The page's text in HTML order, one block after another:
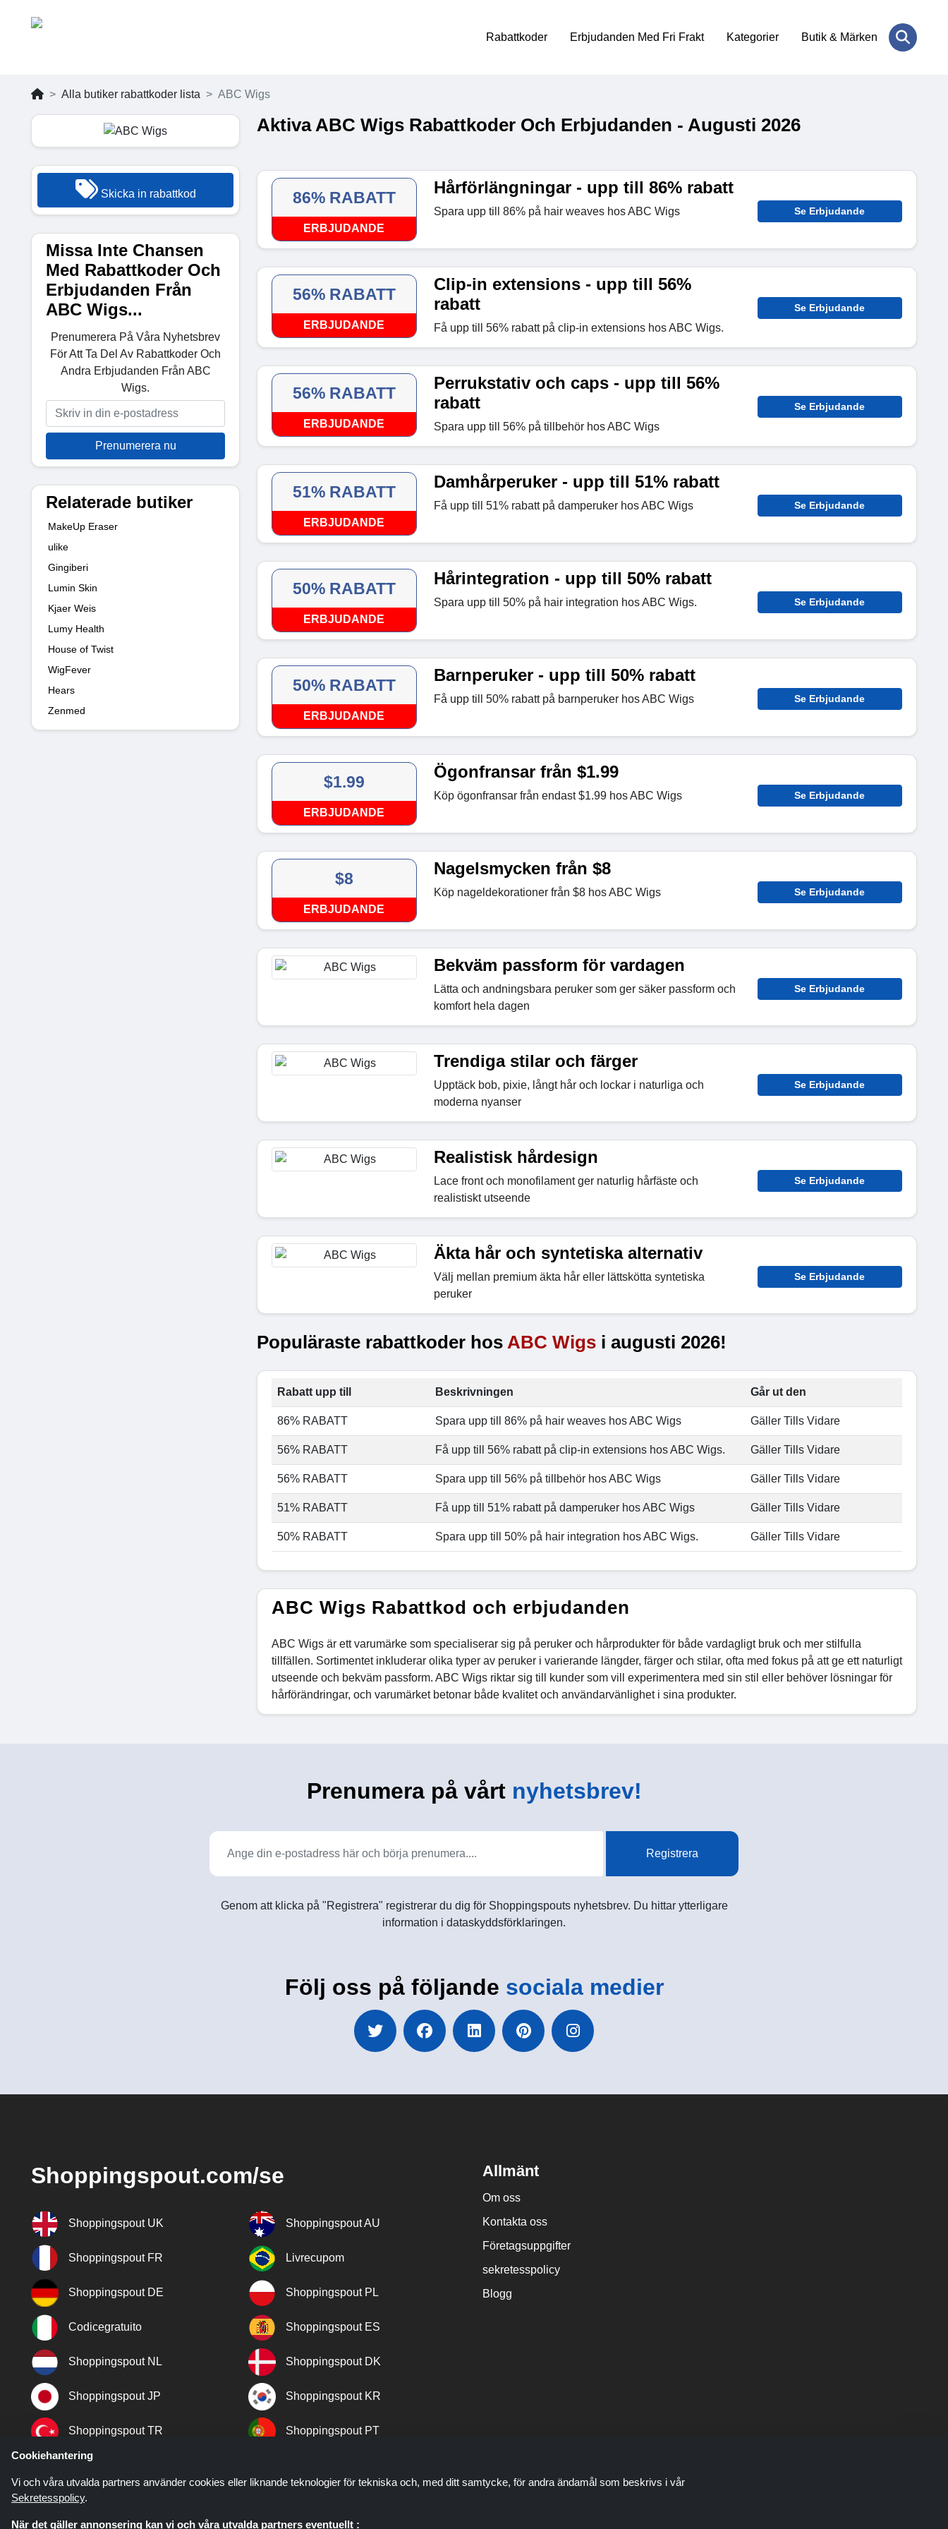
Rabattkoder Erbjudanden Med Fri Frakt Kategorier Butik & Märken
Alla butiker rabattkoder lista ABC Wigs
Skicka in rabattkod
Missa Inte Chansen
Med Rabattkoder Och
Erbjudanden Från
ABC Wigs...
Prenumerera På Våra Nyhetsbrev
För Att Ta Del Av Rabattkoder Och
Andra Erbjudanden Från ABC
Wigs.
Prenumerera nu
Relaterade butiker
MakeUp Eraser
ulike
Gingiberi
Lumin Skin
Kjaer Weis
Lumy Health
House of Twist
WigFever
Hears
Zenmed
Aktiva ABC Wigs Rabattkoder Och Erbjudanden - Augusti 2026
86% RABATT
ERBJUDANDE
Hårförlängningar - upp till 86% rabatt
Spara upp till 86% på hair weaves hos ABC Wigs Se Erbjudande
56% RABATT
ERBJUDANDE
Clip-in extensions - upp till 56%
rabatt
Få upp till 56% rabatt på clip-in extensions hos ABC Wigs.
Se Erbjudande
56% RABATT
ERBJUDANDE
Perrukstativ och caps - upp till 56%
rabatt
Spara upp till 56% på tillbehör hos ABC Wigs
Se Erbjudande
51% RABATT
ERBJUDANDE
Damhårperuker - upp till 51% rabatt
Få upp till 51% rabatt på damperuker hos ABC Wigs Se Erbjudande
50% RABATT
ERBJUDANDE
Hårintegration - upp till 50% rabatt
Spara upp till 50% på hair integration hos ABC Wigs. Se Erbjudande
50% RABATT
ERBJUDANDE
Barnperuker - upp till 50% rabatt
Få upp till 50% rabatt på barnperuker hos ABC Wigs Se Erbjudande
$1.99
ERBJUDANDE
Ögonfransar från $1.99
Köp ögonfransar från endast $1.99 hos ABC Wigs Se Erbjudande
$8
ERBJUDANDE
Nagelsmycken från $8
Köp nageldekorationer från $8 hos ABC Wigs Se Erbjudande
Bekväm passform för vardagen
Lätta och andningsbara peruker som ger säker passform och
komfort hela dagen
Se Erbjudande
Trendiga stilar och färger
Upptäck bob, pixie, långt hår och lockar i naturliga och
moderna nyanser
Se Erbjudande
Realistisk hårdesign
Lace front och monofilament ger naturlig hårfäste och
realistiskt utseende
Se Erbjudande
Äkta hår och syntetiska alternativ
Välj mellan premium äkta hår eller lättskötta syntetiska
peruker
Se Erbjudande
Populäraste rabattkoder hos ABC Wigs i augusti 2026!
Rabatt upp till Beskrivningen Går ut den
86% RABATT Spara upp till 86% på hair weaves hos ABC Wigs Gäller Tills Vidare
56% RABATT Få upp till 56% rabatt på clip-in extensions hos ABC Wigs. Gäller Tills Vidare
56% RABATT Spara upp till 56% på tillbehör hos ABC Wigs Gäller Tills Vidare
51% RABATT Få upp till 51% rabatt på damperuker hos ABC Wigs Gäller Tills Vidare
50% RABATT Spara upp till 50% på hair integration hos ABC Wigs. Gäller Tills Vidare
ABC Wigs Rabattkod och erbjudanden
ABC Wigs är ett varumärke som specialiserar sig på peruker och hårprodukter för både vardagligt bruk och mer stilfulla
tillfällen. Sortimentet inkluderar olika typer av peruker i varierande längder, färger och stilar, ofta med fokus på att ge ett naturligt
utseende och bekväm passform. ABC Wigs riktar sig till kunder som vill experimentera med sin stil eller behöver lösningar för
hårförändringar, och varumärket betonar både kvalitet och användarvänlighet i sina produkter.
Prenumera på vårtnyhetsbrev!
Registrera
Genom att klicka på "Registrera" registrerar du dig för Shoppingspouts nyhetsbrev. Du hittar ytterligare
information i dataskyddsförklaringen.
Följ oss på följande sociala medier
Shoppingspout.com/se
Shoppingspout UK Shoppingspout AU
Shoppingspout FR Livrecupom
Shoppingspout DE Shoppingspout PL
Codicegratuito Shoppingspout ES
Shoppingspout NL Shoppingspout DK
Shoppingspout JP Shoppingspout KR
Shoppingspout TR Shoppingspout PT
Shoppingspout NO
Allmänt
Om oss
Kontakta oss
Företagsuppgifter
sekretesspolicy
Blogg
Cookiehantering
Vi och våra utvalda partners använder cookies eller liknande teknologier för tekniska och, med ditt samtycke, för andra ändamål som beskrivs i vår
Sekretesspolicy.
När det gäller annonsering kan vi och våra utvalda partners eventuellt :